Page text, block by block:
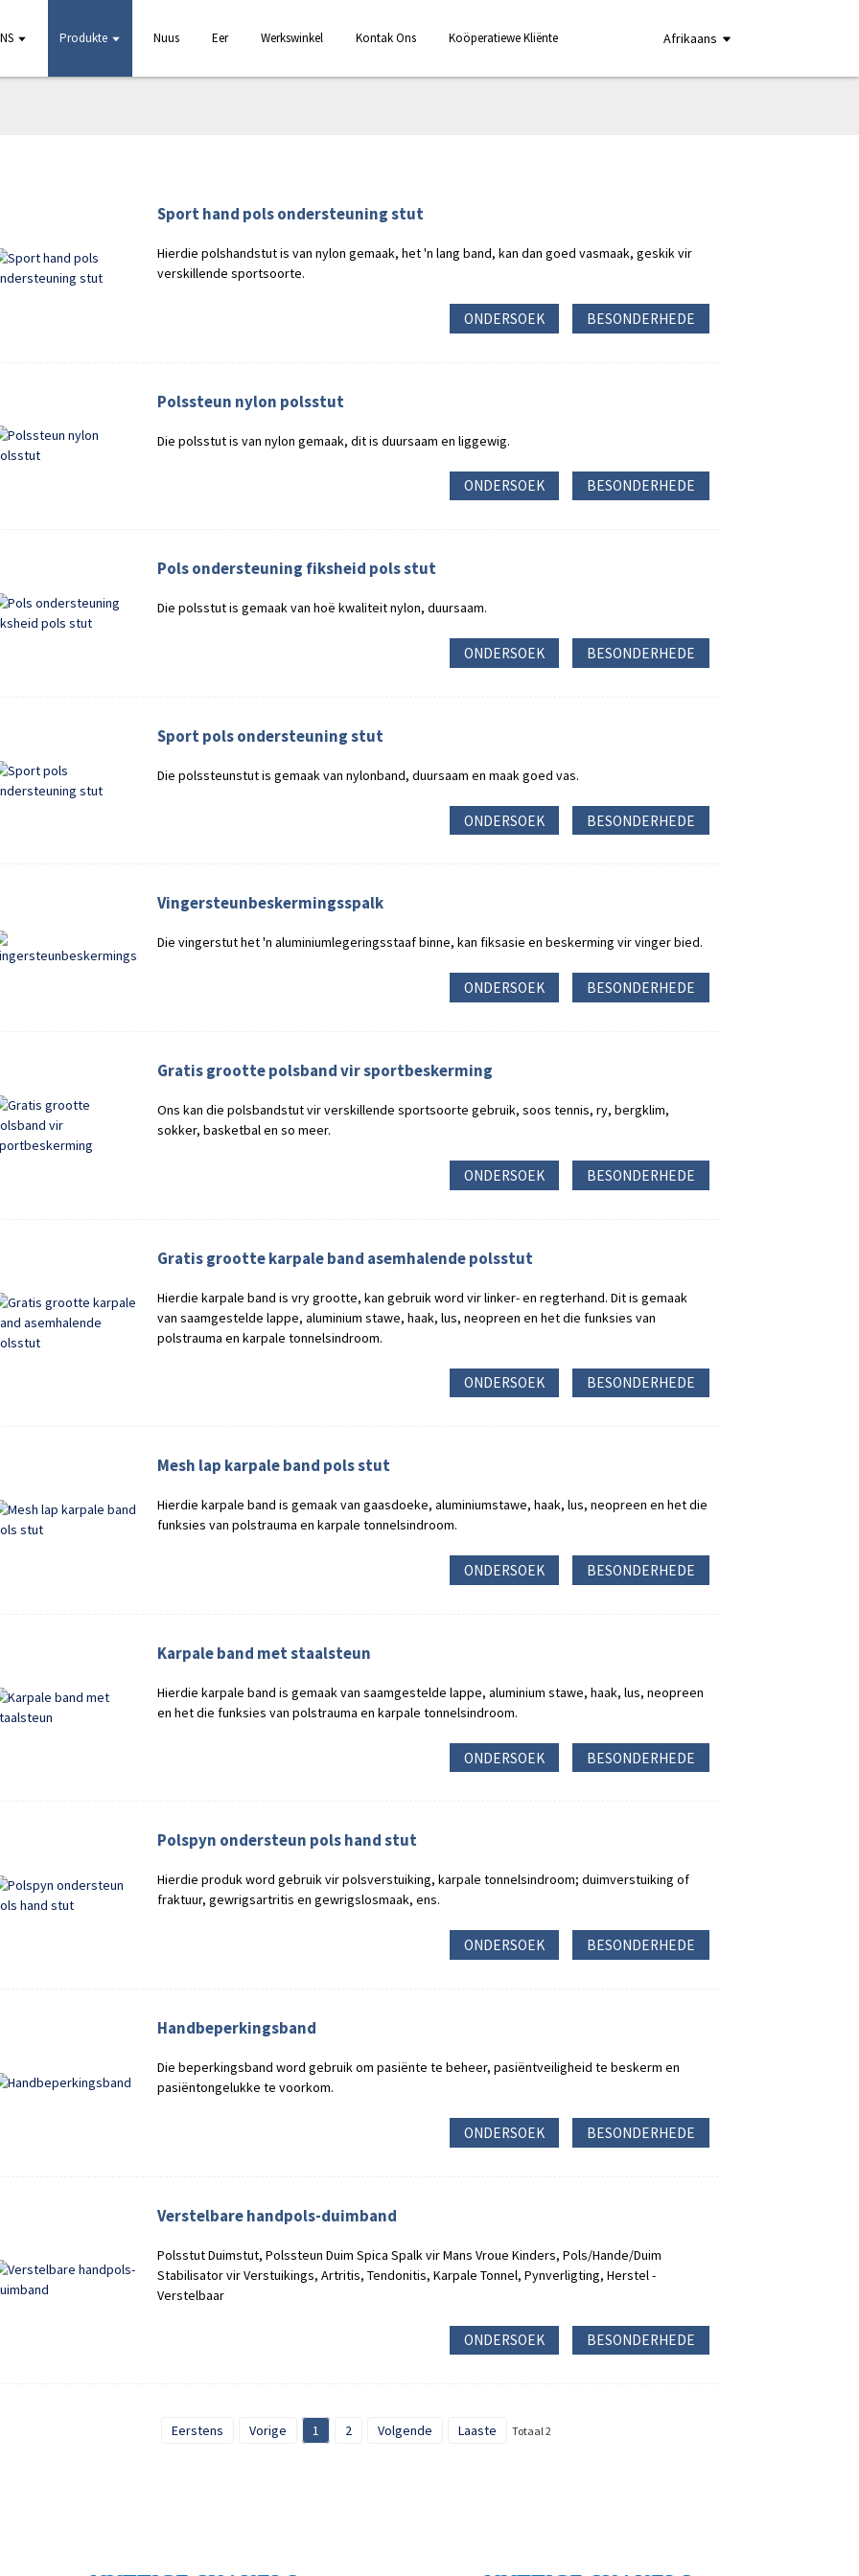
Produkte Nuus Eer Werkswinkel Kontak Ons Koöperatiewe Kliënte Afrikaans
Sport hand pols ondersteuning stut
Hierdie polshandstut is van nylon gemaak, het 'n lang band, kan dan goed vasmaak, geskik vir
verskillende sportsoorte.
ONDERSOEK BESONDERHEDE
Polssteun nylon polsstut
Die polsstut is van nylon gemaak, dit is duursaam en liggewig.
ONDERSOEK BESONDERHEDE
Pols ondersteuning fiksheid pols stut
Die polsstut is gemaak van hoë kwaliteit nylon, duursaam.
ONDERSOEK BESONDERHEDE
Sport pols ondersteuning stut
Die polssteunstut is gemaak van nylonband, duursaam en maak goed vas.
ONDERSOEK BESONDERHEDE
Vingersteunbeskermingsspalk
Die vingerstut het 'n aluminiumlegeringsstaaf binne, kan fiksasie en beskerming vir vinger bied.
ONDERSOEK BESONDERHEDE
Gratis grootte polsband vir sportbeskerming
Ons kan die polsbandstut vir verskillende sportsoorte gebruik, soos tennis, ry, bergklim,
sokker, basketbal en so meer.
ONDERSOEK BESONDERHEDE
Gratis grootte karpale band asemhalende polsstut
Hierdie karpale band is vry grootte, kan gebruik word vir linker- en regterhand. Dit is gemaak
van saamgestelde lappe, aluminium stawe, haak, lus, neopreen en het die funksies van
polstrauma en karpale tonnelsindroom.
ONDERSOEK BESONDERHEDE
Mesh lap karpale band pols stut
Hierdie karpale band is gemaak van gaasdoeke, aluminiumstawe, haak, lus, neopreen en het die
funksies van polstrauma en karpale tonnelsindroom.
ONDERSOEK BESONDERHEDE
Karpale band met staalsteun
Hierdie karpale band is gemaak van saamgestelde lappe, aluminium stawe, haak, lus, neopreen
en het die funksies van polstrauma en karpale tonnelsindroom.
ONDERSOEK BESONDERHEDE
Polspyn ondersteun pols hand stut
Hierdie produk word gebruik vir polsverstuiking, karpale tonnelsindroom; duimverstuiking of
fraktuur, gewrigsartritis en gewrigslosmaak, ens.
ONDERSOEK BESONDERHEDE
Handbeperkingsband
Die beperkingsband word gebruik om pasiënte te beheer, pasiëntveiligheid te beskerm en
pasiëntongelukke te voorkom.
ONDERSOEK BESONDERHEDE
Verstelbare handpols-duimband
Polsstut Duimstut, Polssteun Duim Spica Spalk vir Mans Vroue Kinders, Pols/Hande/Duim
Stabilisator vir Verstuikings, Artritis, Tendonitis, Karpale Tonnel, Pynverligting, Herstel -
Verstelbaar
ONDERSOEK BESONDERHEDE
Eerstens Vorige 1 2 Volgende Laaste Totaal 2